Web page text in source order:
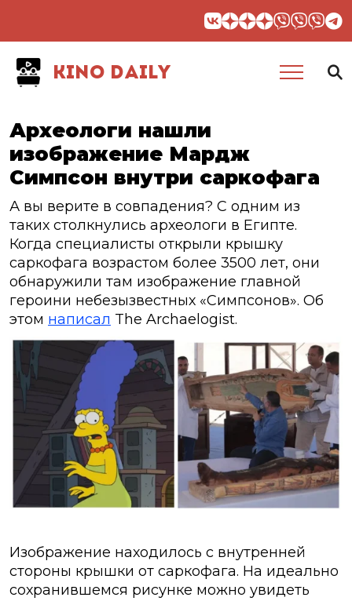
KINO DAILY
Археологи нашли
изображение Мардж
Симпсон внутри саркофага
А вы верите в совпадения? С одним из
таких столкнулись археологи в Египте.
Когда специалисты открыли крышку
саркофага возрастом более 3500 лет, они
обнаружили там изображение главной
героини небезызвестных «Симпсонов». Об
этом написал The Archaelogist.
Изображение находилось с внутренней
стороны крышки от саркофага. На идеально
сохранившемся рисунке можно увидеть